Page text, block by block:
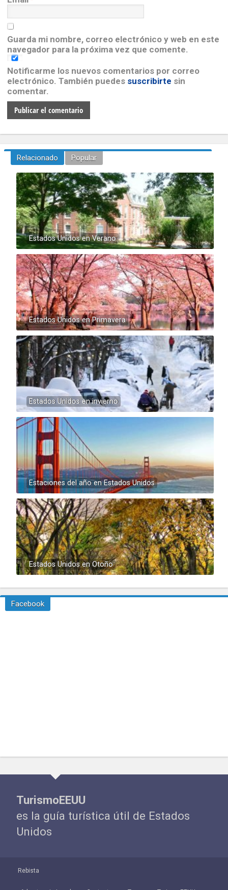
Guarda mi nombre, correo electrónico y web en este
navegador para la próxima vez que comente.
Notificarme los nuevos comentarios por correo
electrónico. También puedes suscribirte sin
comentar.
Relacionado Popular
Estados Unidos en Verano
Estados Unidos en Primavera
Estados Unidos en invierno
Estaciones del año en Estados Unidos
Estados Unidos en Otoño
Facebook
TurismoEEUU
es la guía turística útil de Estados
Unidos
Rebista